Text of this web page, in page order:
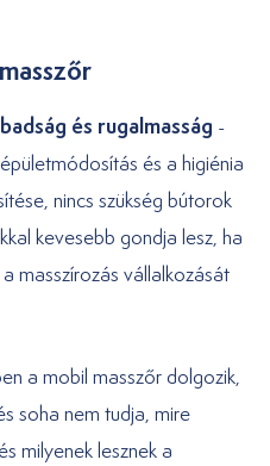
és rugalmasság -
és a higiénia
nincs szükség bútorok
kevesebb gondja lesz, ha
masszírozás vállalkozását
a mobil masszőr dolgozik,
soha nem tudja, mire
milyenek lesznek a